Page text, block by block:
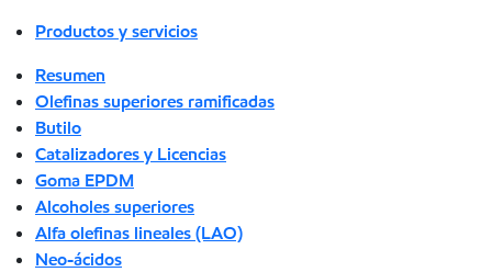
Productos y servicios
Resumen
Olefinas superiores ramificadas
Butilo
Catalizadores y Licencias
Goma EPDM
Alcoholes superiores
Alfa olefinas lineales (LAO)
Neo-ácidos